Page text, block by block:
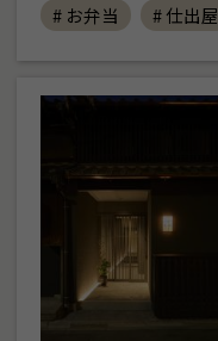
# お弁当 # 仕出屋